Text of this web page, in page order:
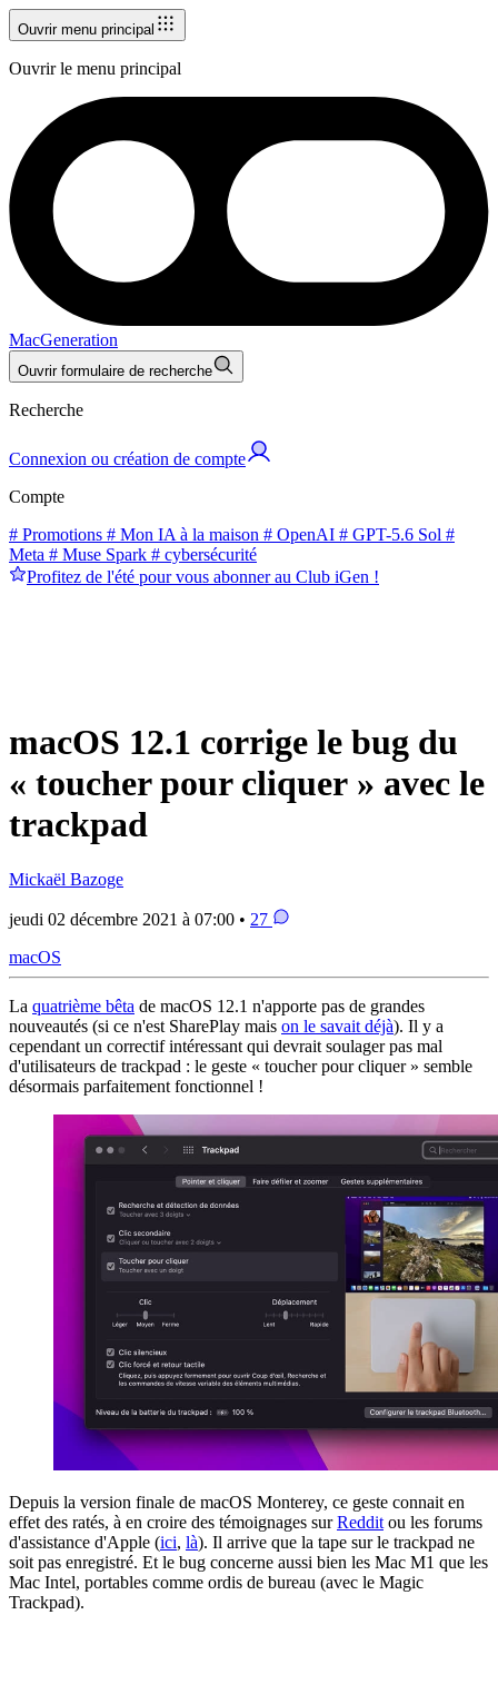
Ouvrir menu principal
Ouvrir le menu principal
MacGeneration
Ouvrir formulaire de recherche
Recherche
Connexion ou création de compte
Compte
# Promotions # Mon IA à la maison # OpenAI # GPT-5.6 Sol #
Meta # Muse Spark # cybersécurité
Profitez de l'été pour vous abonner au Club iGen !
macOS 12.1 corrige le bug du
« toucher pour cliquer » avec le
trackpad
Mickaël Bazoge
jeudi 02 décembre 2021 à 07:00 • 27
macOS
La quatrième bêta de macOS 12.1 n'apporte pas de grandes
nouveautés (si ce n'est SharePlay mais on le savait déjà). Il y a
cependant un correctif intéressant qui devrait soulager pas mal
d'utilisateurs de trackpad : le geste « toucher pour cliquer » semble
désormais parfaitement fonctionnel !
Depuis la version finale de macOS Monterey, ce geste connait en
effet des ratés, à en croire des témoignages surRedditou les forums
d'assistance d'Apple (ici, là). Il arrive que la tape sur le trackpad ne
soit pas enregistré. Et le bug concerne aussi bien les Mac M1 que les
Mac Intel, portables comme ordis de bureau (avec le Magic
Trackpad).